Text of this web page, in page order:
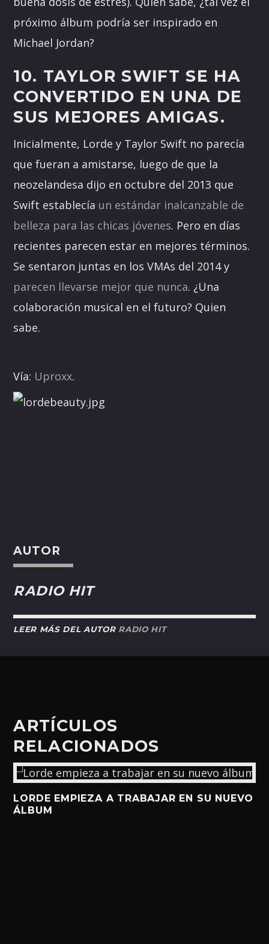
próximo álbum podría ser inspirado en
Michael Jordan?
10. TAYLOR SWIFT SE HA
CONVERTIDO EN UNA DE
SUS MEJORES AMIGAS.
Inicialmente, Lorde y Taylor Swift no parecía
que fueran a amistarse, luego de que la
neozelandesa dijo en octubre del 2013 que
Swift establecía un estándar inalcanzable de
belleza para las chicas jóvenes. Pero en días
recientes parecen estar en mejores términos.
Se sentaron juntas en los VMAs del 2014 y
parecen llevarse mejor que nunca. ¿Una
colaboración musical en el futuro? Quien
sabe.
Vía: Uproxx.
AUTOR
RADIO HIT
LEER MÁS DEL AUTOR RADIO HIT
ARTÍCULOS
RELACIONADOS
LORDE EMPIEZA A TRABAJAR EN SU NUEVO
ÁLBUM